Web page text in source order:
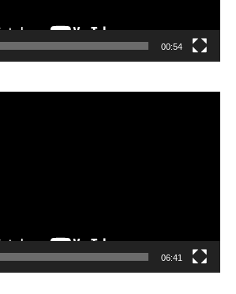
00:54
06:41